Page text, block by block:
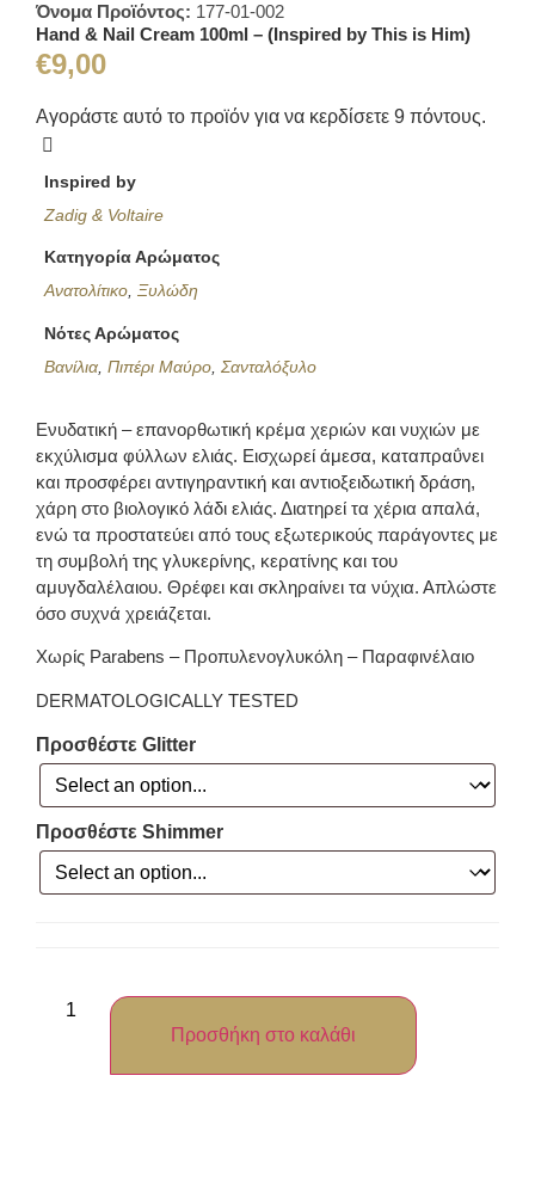
Όνομα Προϊόντος: 177-01-002
Hand & Nail Cream 100ml – (Inspired by This is Him)
€9,00
Αγοράστε αυτό το προϊόν για να κερδίσετε 9 πόντους.
Inspired by
Zadig & Voltaire
Κατηγορία Αρώματος
Ανατολίτικο,Ξυλώδη
Νότες Αρώματος
Βανίλια ,Πιπέρι Μαύρο ,Σανταλόξυλο
Ενυδατική – επανορθωτική κρέμα χεριών και νυχιών με
εκχύλισμα φύλλων ελιάς. Εισχωρεί άμεσα, καταπραΰνει
και προσφέρει αντιγηραντική και αντιοξειδωτική δράση,
χάρη στο βιολογικό λάδι ελιάς. Διατηρεί τα χέρια απαλά,
ενώ τα προστατεύει από τους εξωτερικούς παράγοντες με
τη συμβολή της γλυκερίνης, κερατίνης και του
αμυγδαλέλαιου. Θρέφει και σκληραίνει τα νύχια. Απλώστε
όσο συχνά χρειάζεται.
Χωρίς Parabens – Προπυλενογλυκόλη – Παραφινέλαιο
DERMATOLOGICALLY TESTED
Προσθέστε Glitter
Προσθέστε Shimmer
Προσθήκη στο καλάθι